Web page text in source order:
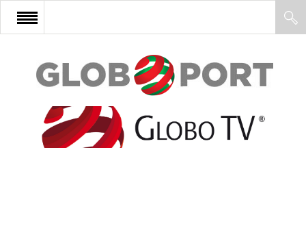
FŐOLDAL
AFRIKA